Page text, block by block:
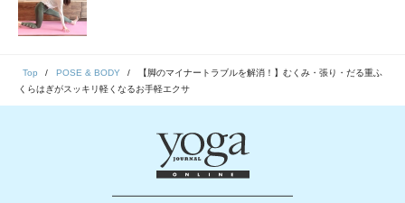
Top POSE & BODY
【脚のマイナートラブルを解消！】むくみ・張り・だる重ふ
くらはぎがスッキリ軽くなるお手軽エクサ